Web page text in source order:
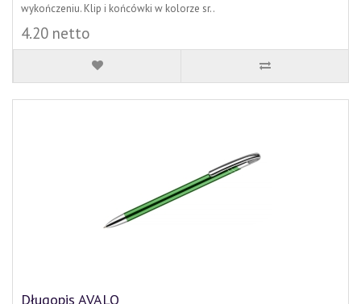
wykończeniu. Klip i końcówki w kolorze sr..
4.20 netto
Długopis AVALO